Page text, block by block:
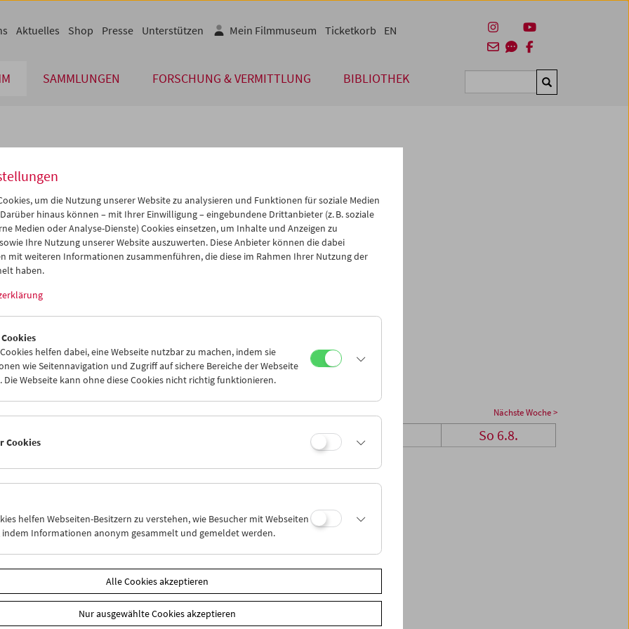
SAMMLUNGEN FORSCHUNG & VERMITTLUNG BIBLIOTHEK Suchen
Aktuelles Shop Presse Unterstützen Mein Filmmuseum Ticketkorb EN
Aug 2017 >>
Mi Do Fr Sa So
02 03 04 05
06
09 10 11 12
13
16 17
23 24
06
iCalender
Programmheft-PDF
English language or subtitles
Nächste Woche >
Mi 2.8. So 6.8.
um die Nutzung unserer Website zu analysieren und Funktionen für soziale Medien
hinaus können – mit Ihrer Einwilligung – eingebundene Drittanbieter (z. B. soziale
Medien oder Analyse-Dienste) Cookies einsetzen, um Inhalte und Anzeigen zu
Ihre Nutzung unserer Website auszuwerten. Diese Anbieter können die dabei
mit weiteren Informationen zusammenführen, die diese im Rahmen Ihrer Nutzung der
haben.
helfen dabei, eine Webseite nutzbar zu machen, indem sie
wie Seitennavigation und Zugriff auf sichere Bereiche der Webseite
Die Webseite kann ohne diese Cookies nicht richtig funktionieren.
Cookies
helfen Webseiten-Besitzern zu verstehen, wie Besucher mit Webseiten
indem Informationen anonym gesammelt und gemeldet werden.
Alle Cookies akzeptieren
Nur ausgewählte Cookies akzeptieren